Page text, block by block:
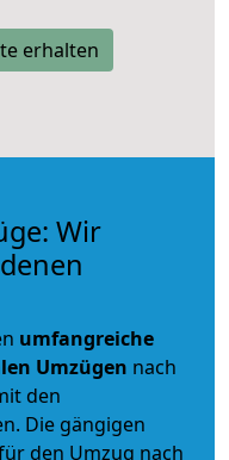
erhalten
Wir
umfangreiche
Umzügen nach
den
Die gängigen
den Umzug nach